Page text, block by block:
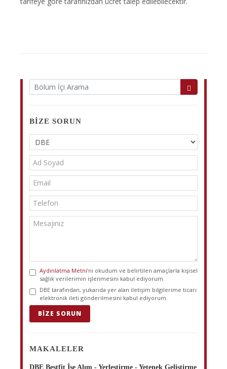
BIZE SORUN
Aydınlatma Metni’ni okudum ve belirtilen amaçlarla kişisel
sağlık verilerimin işlenmesini kabul ediyorum.
DBE tarafından, yukarıda yer alan iletişim bilgilerime ticari
elektronik ileti gönderilmesini kabul ediyorum.
BIZE SORUN
MAKALELER
DBE Bestfit İşe Alım - Yerleştirme - Yetenek Geliştirme